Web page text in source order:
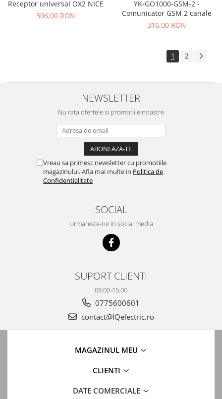
Receptor universal OX2 NICE
306,00 RON
YK-GO1000-GSM-2 -
Comunicator GSM 2 canale
316,00 RON
1 2
NEWSLETTER
Nu rata ofertele si promotiile noastre
Vreau sa primesc newsletter cu promotiile
magazinului. Afla mai multe in Politica de
Confidentialitate
SOCIAL
Urmareste-ne in social media
SUPORT CLIENTI
08:00-15:00
0775600601
contact@IQelectric.ro
MAGAZINUL MEU
CLIENTI
DATE COMERCIALE